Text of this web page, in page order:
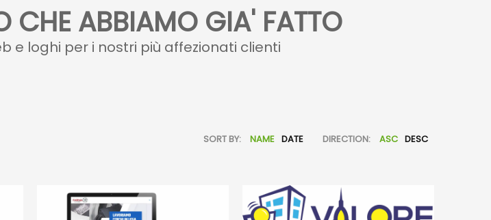
CHE ABBIAMO GIA' FATTO
e loghi per i nostri più affezionati clienti
SORT BY: NAME DATE DIRECTION: ASC DESC